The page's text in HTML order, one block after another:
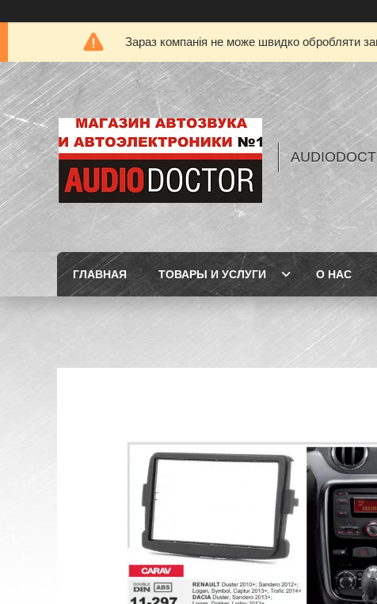
Зараз компанія не може швидко обробляти
ГЛАВНАЯ ТОВАРЫ И УСЛУГИ О НАС